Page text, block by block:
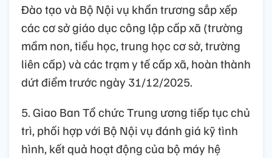
Đào tạo và Bộ Nội vụ khẩn trương sắp xếp
các cơ sở giáo dục công lập cấp xã (trường
mầm non, tiểu học, trung học cơ sở, trường
liên cấp) và các trạm y tế cấp xã, hoàn thành
dứt điểm trước ngày 31/12/2025.
5. Giao Ban Tổ chức Trung ương tiếp tục chủ
trì, phối hợp với Bộ Nội vụ đánh giá kỹ tình
hình, kết quả hoạt động của bộ máy hệ